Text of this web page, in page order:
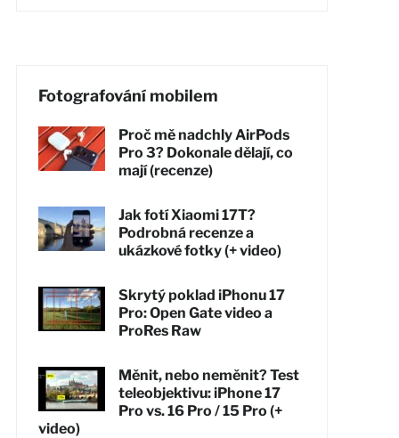
Fotografování mobilem
Proč mě nadchly AirPods
Pro 3? Dokonale dělají, co
mají (recenze)
Jak fotí Xiaomi 17T?
Podrobná recenze a
ukázkové fotky (+ video)
Skrytý poklad iPhonu 17
Pro: Open Gate video a
ProRes Raw
Měnit, nebo neměnit? Test
teleobjektivu: iPhone 17
Pro vs. 16 Pro / 15 Pro (+
video)